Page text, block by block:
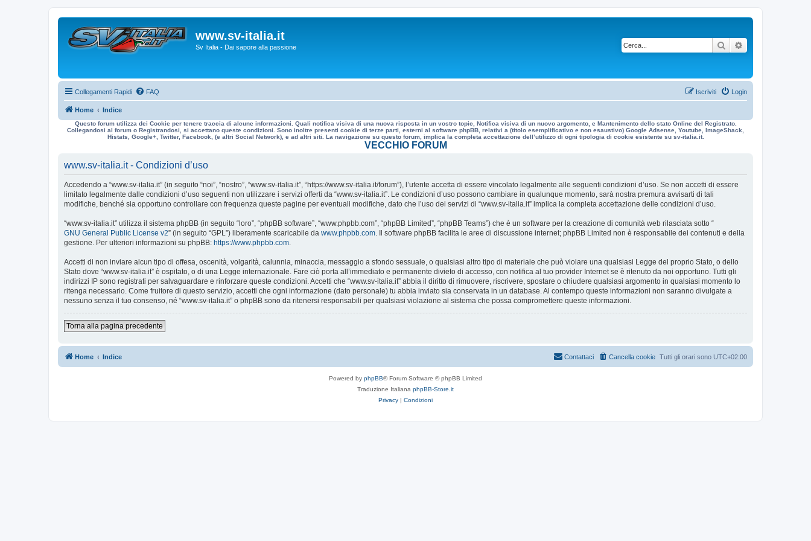
www.sv-italia.it
Sv Italia - Dai sapore alla passione Cerca
Collegamenti Rapidi FAQ Login
Iscriviti
Home Indice
Questo forum utilizza dei Cookie per tenere traccia di alcune informazioni. Quali notifica visiva di una nuova risposta in un vostro topic, Notifica visiva di un nuovo argomento, e Mantenimento dello stato Online del Registrato.
Collegandosi al forum o Registrandosi, si accettano queste condizioni. Sono inoltre presenti cookie di terze parti, esterni al software phpBB, relativi a (titolo esemplificativo e non esaustivo) Google Adsense, Youtube, ImageShack,
Histats, Google+, Twitter, Facebook, (e altri Social Network), e ad altri siti. La navigazione su questo forum, implica la completa accettazione dell’utilizzo di ogni tipologia di cookie esistente su sv-italia.it.
VECCHIO FORUM
www.sv-italia.it - Condizioni d’uso
Accedendo a “www.sv-italia.it” (in seguito “noi”, “nostro”, “www.sv-italia.it”, “https://www.sv-italia.it/forum”), l’utente accetta di essere vincolato legalmente alle seguenti condizioni d’uso. Se non accetti di essere
limitato legalmente dalle condizioni d’uso seguenti non utilizzare i servizi offerti da “www.sv-italia.it”. Le condizioni d’uso possono cambiare in qualunque momento, sarà nostra premura avvisarti di tali
modifiche, benché sia opportuno controllare con frequenza queste pagine per eventuali modifiche, dato che l’uso dei servizi di “www.sv-italia.it” implica la completa accettazione delle condizioni d’uso.
“www.sv-italia.it” utilizza il sistema phpBB (in seguito “loro”, “phpBB software”, “www.phpbb.com”, “phpBB Limited”, “phpBB Teams”) che è un software per la creazione di comunità web rilasciata sotto “
GNU General Public License v2” (in seguito “GPL”) liberamente scaricabile da www.phpbb.com. Il software phpBB facilita le aree di discussione internet; phpBB Limited non è responsabile dei contenuti e della
gestione. Per ulteriori informazioni su phpBB: https://www.phpbb.com.
Accetti di non inviare alcun tipo di offesa, oscenità, volgarità, calunnia, minaccia, messaggio a sfondo sessuale, o qualsiasi altro tipo di materiale che può violare una qualsiasi Legge del proprio Stato, o dello
Stato dove “www.sv-italia.it” è ospitato, o di una Legge internazionale. Fare ciò porta all’immediato e permanente divieto di accesso, con notifica al tuo provider Internet se è ritenuto da noi opportuno. Tutti gli
indirizzi IP sono registrati per salvaguardare e rinforzare queste condizioni. Accetti che “www.sv-italia.it” abbia il diritto di rimuovere, riscrivere, spostare o chiudere qualsiasi argomento in qualsiasi momento lo
ritenga necessario. Come fruitore di questo servizio, accetti che ogni informazione (dato personale) tu abbia inviato sia conservata in un database. Al contempo queste informazioni non saranno divulgate a
nessuno senza il tuo consenso, né “www.sv-italia.it” o phpBB sono da ritenersi responsabili per qualsiasi violazione al sistema che possa compromettere queste informazioni.
Torna alla pagina precedente
Home Indice Tutti gli orari sono UTC+02:00
Cancella cookie
Contattaci
Powered by phpBB® Forum Software © phpBB Limited
Traduzione Italiana phpBB-Store.it
Privacy | Condizioni